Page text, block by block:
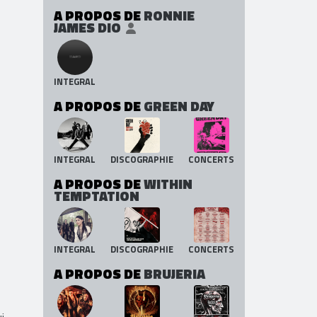
A PROPOS DERONNIE
JAMES DIO
INTEGRAL
A PROPOS DEGREEN DAY
INTEGRAL DISCOGRAPHIE CONCERTS
A PROPOS DEWITHIN
TEMPTATION
INTEGRAL DISCOGRAPHIE CONCERTS
A PROPOS DEBRUJERIA